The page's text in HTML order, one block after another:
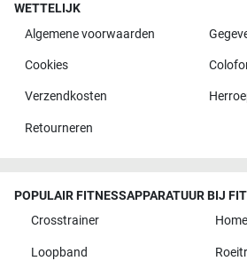
WETTELIJK
Algemene voorwaarden
Cookies
Verzendkosten
Retourneren
POPULAIR FITNESSAPPARATUUR BIJ
Crosstrainer
Loopband